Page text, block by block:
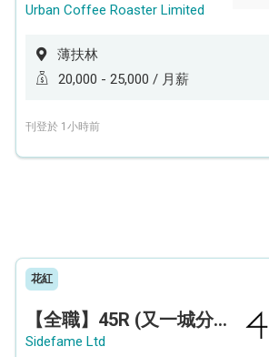
Urban Coffee Roaster Limited
薄扶林
20,000 - 25,000 / 月薪
刊登於 1小時前
花紅
【全職】45R (又一城分店) Sales Operation Assistant 銷售營運助理【永久保證佣金+新人獎金$3,000】
Sidefame Ltd